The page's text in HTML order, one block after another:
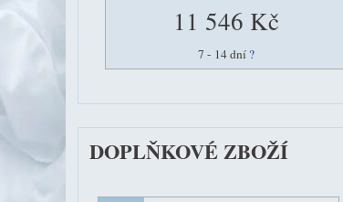
11 546 Kč
7 - 14 dní ?
DOPLŇKOVÉ ZBOŽÍ